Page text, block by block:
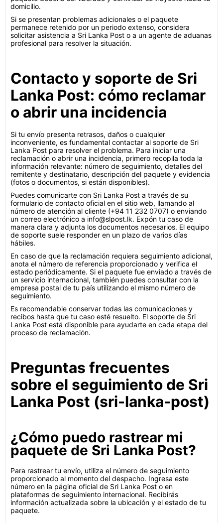
domicilio.
Si se presentan problemas adicionales o el paquete
permanece retenido por un periodo extenso, considera
solicitar asistencia a Sri Lanka Post o a un agente de aduanas
profesional para resolver la situación.
Contacto y soporte de Sri
Lanka Post: cómo reclamar
o abrir una incidencia
Si tu envío presenta retrasos, daños o cualquier
inconveniente, es fundamental contactar al soporte de Sri
Lanka Post para resolver el problema. Para iniciar una
reclamación o abrir una incidencia, primero recopila toda la
información relevante: número de seguimiento, detalles del
remitente y destinatario, descripción del paquete y evidencia
(fotos o documentos, si están disponibles).
Puedes comunicarte con Sri Lanka Post a través de su
formulario de contacto oficial en el sitio web, llamando al
número de atención al cliente (+94 11 232 0707) o enviando
un correo electrónico a info@slpost.lk. Expón tu caso de
manera clara y adjunta los documentos necesarios. El equipo
de soporte suele responder en un plazo de varios días
hábiles.
En caso de que la reclamación requiera seguimiento adicional,
anota el número de referencia proporcionado y verifica el
estado periódicamente. Si el paquete fue enviado a través de
un servicio internacional, también puedes consultar con la
empresa postal de tu país utilizando el mismo número de
seguimiento.
Es recomendable conservar todas las comunicaciones y
recibos hasta que tu caso esté resuelto. El soporte de Sri
Lanka Post está disponible para ayudarte en cada etapa del
proceso de reclamación.
Preguntas frecuentes
sobre el seguimiento de Sri
Lanka Post (sri-lanka-post)
¿Cómo puedo rastrear mi
paquete de Sri Lanka Post?
Para rastrear tu envío, utiliza el número de seguimiento
proporcionado al momento del despacho. Ingresa este
número en la página oficial de Sri Lanka Post o en
plataformas de seguimiento internacional. Recibirás
información actualizada sobre la ubicación y el estado de tu
paquete.